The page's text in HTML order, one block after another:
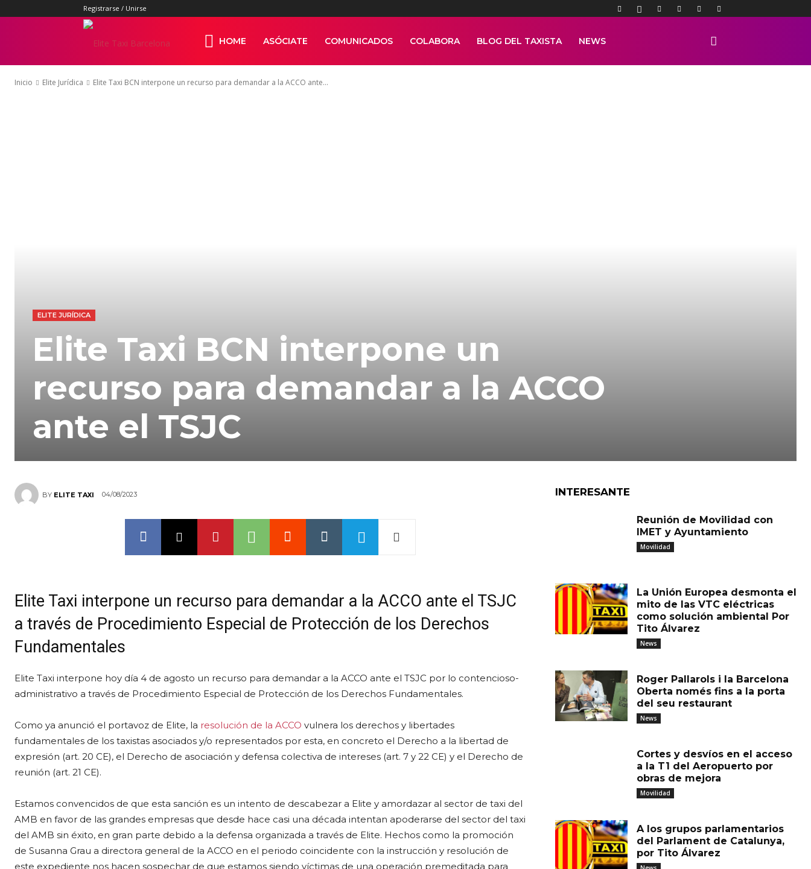
Registrarse / Unirse
Taxi
HOME ASÓCIATE COMUNICADOS COLABORA BLOG DEL TAXISTA NEWS
Inicio Elite Jurídica Elite Taxi BCN interpone un recurso para demandar a la ACCO ante...
ELITE JURÍDICA
Elite Taxi BCN interpone un
recurso para demandar a la ACCO
ante el TSJC
BY ELITE TAXI 04/08/2023
Elite Taxi interpone un recurso para demandar a la ACCO ante el TSJC
a través de Procedimiento Especial de Protección de los Derechos
Fundamentales
Elite Taxi interpone hoy día 4 de agosto un recurso para demandar a la ACCO ante el TSJC por lo contencioso-
administrativo a través de Procedimiento Especial de Protección de los Derechos Fundamentales.
Como ya anunció el portavoz de Elite, la resolución de la ACCO vulnera los derechos y libertades
fundamentales de los taxistas asociados y/o representados por esta, en concreto el Derecho a la libertad de
expresión (art. 20 CE), el Derecho de asociación y defensa colectiva de intereses (art. 7 y 22 CE) y el Derecho de
reunión (art. 21 CE).
Estamos convencidos de que esta sanción es un intento de descabezar a Elite y amordazar al sector de taxi del
AMB en favor de las grandes empresas que desde hace casi una década intentan apoderarse del sector del taxi
del AMB sin éxito, en gran parte debido a la defensa organizada a través de Elite. Hechos como la promoción
de Susanna Grau a directora general de la ACCO en el periodo coincidente con la instrucción y resolución de
este expediente nos hacen sospechar de que estamos siendo víctimas de una operación premeditada para
INTERESANTE
Reunión de Movilidad con
IMET y Ayuntamiento
Movilidad
La Unión Europea desmonta el
mito de las VTC eléctricas
como solución ambiental Por
Tito Álvarez
News
Roger Pallarols i la Barcelona
Oberta només fins a la porta
del seu restaurant
News
Cortes y desvíos en el acceso
a la T1 del Aeropuerto por
obras de mejora
Movilidad
A los grupos parlamentarios
del Parlament de Catalunya,
por Tito Álvarez